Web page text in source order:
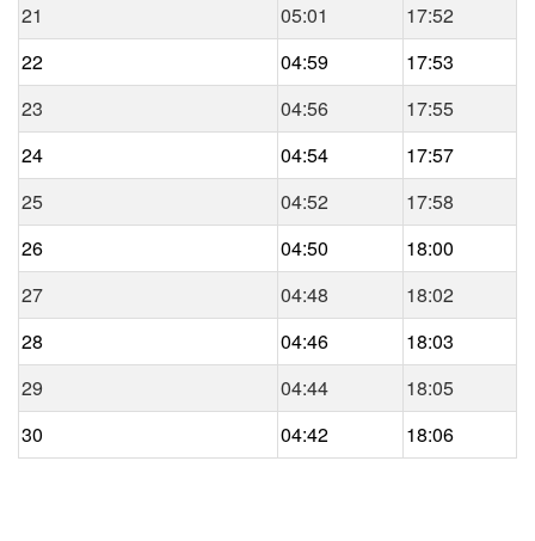
21
05:01
17:52
22
04:59
17:53
23
04:56
17:55
24
04:54
17:57
25
04:52
17:58
26
04:50
18:00
27
04:48
18:02
28
04:46
18:03
29
04:44
18:05
30
04:42 18:06